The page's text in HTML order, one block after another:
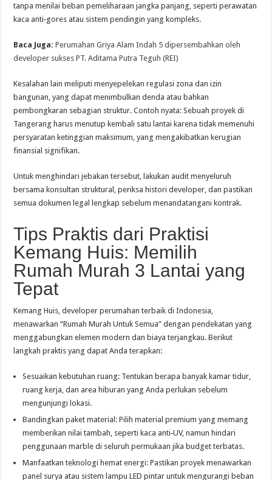
tanpa menilai beban pemeliharaan jangka panjang, seperti perawatan
kaca anti‑gores atau sistem pendingin yang kompleks.
Baca Juga: Perumahan Griya Alam Indah 5 dipersembahkan oleh
developer sukses PT. Aditama Putra Teguh (REI)
Kesalahan lain meliputi menyepelekan regulasi zona dan izin
bangunan, yang dapat menimbulkan denda atau bahkan
pembongkaran sebagian struktur. Contoh nyata: Sebuah proyek di
Tangerang harus menutup kembali satu lantai karena tidak memenuhi
persyaratan ketinggian maksimum, yang mengakibatkan kerugian
finansial signifikan.
Untuk menghindari jebakan tersebut, lakukan audit menyeluruh
bersama konsultan struktural, periksa histori developer, dan pastikan
semua dokumen legal lengkap sebelum menandatangani kontrak.
Tips Praktis dari Praktisi
Kemang Huis: Memilih
Rumah Murah 3 Lantai yang
Tepat
Kemang Huis, developer perumahan terbaik di Indonesia,
menawarkan “Rumah Murah Untuk Semua” dengan pendekatan yang
menggabungkan elemen modern dan biaya terjangkau. Berikut
langkah praktis yang dapat Anda terapkan:
Sesuaikan kebutuhan ruang: Tentukan berapa banyak kamar tidur,
ruang kerja, dan area hiburan yang Anda perlukan sebelum
mengunjungi lokasi.
Bandingkan paket material: Pilih material premium yang memang
memberikan nilai tambah, seperti kaca anti‑UV, namun hindari
penggunaan marble di seluruh permukaan jika budget terbatas.
Manfaatkan teknologi hemat energi: Pastikan proyek menawarkan
panel surya atau sistem lampu LED pintar untuk mengurangi beban